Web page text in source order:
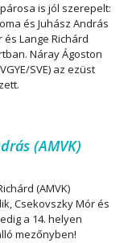
is jól szerepelt:
és Juhász András
és Lange Richárd
Náray Ágoston
SVE) az ezüst
(AMVK)
(AMVK)
Csekovszky Mór és
a 14. helyen
mezőnyben!